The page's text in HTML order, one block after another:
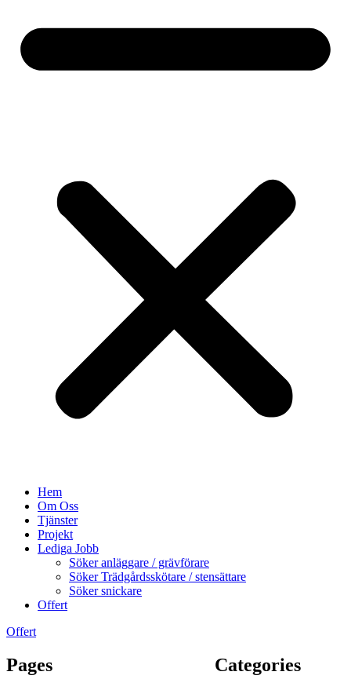
Hem
Om Oss
Tjänster
Projekt
Lediga Jobb
Söker anläggare / grävförare
Söker Trädgårdsskötare / stensättare
Söker snickare
Offert
Offert
Pages Categories